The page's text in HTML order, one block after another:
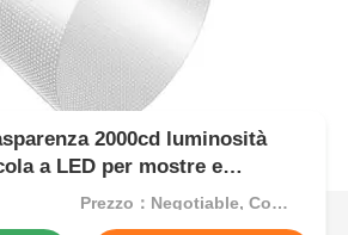
2000cd luminosità
a LED per mostre e
Prezzo：Negotiable, Contact for Quote